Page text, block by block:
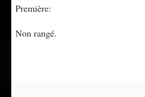
Première:
Non rangé.